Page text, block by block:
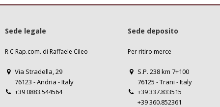
Sede legale
R C Rap.com. di Raffaele Cileo
Via Stradella, 29
76123 - Andria - Italy
+39 0883.544564
Sede deposito
Per ritiro merce
S.P. 238 km 7+100
76125 - Trani - Italy
+39 337.833515
+39 360.852361